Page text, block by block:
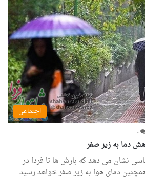
اجتماعی
۰
دما به زیر صفر
نشان می دهد که بارش ها تا فردا در
دمای هوا به زیر صفر خواهد رسید.